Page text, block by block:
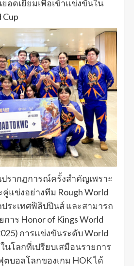
อดเยี่ยมเพื่อเข้าแข่งขันใน
รากฏการณ์ครั้งสำคัญเพราะ
แข่งอย่างทีม Rough World
ประเทศฟิลิปปินส์ และสามารถ
าร Honor of Kings World
การแข่งขันระดับ World
นโลกที่เปรียบเสมือนรายการ
บอลโลกของเกม HOK ได้